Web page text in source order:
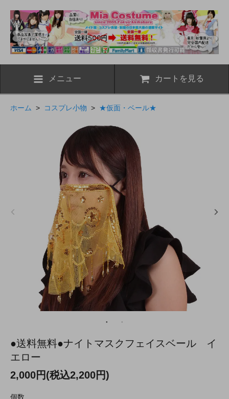
メニュー カートを見る
ホーム > コスプレ小物 > ★仮面・ベール★
●送料無料●ナイトマスクフェイスベール イ
エロー
2,000円(税込2,200円)
個数